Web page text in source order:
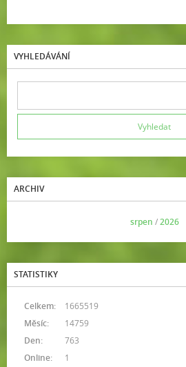
VYHLEDÁVÁNÍ
ARCHIV
srpen /2026
STATISTIKY
Online: 1
Celkem:
1665519
Měsíc:
14759
Den:
763